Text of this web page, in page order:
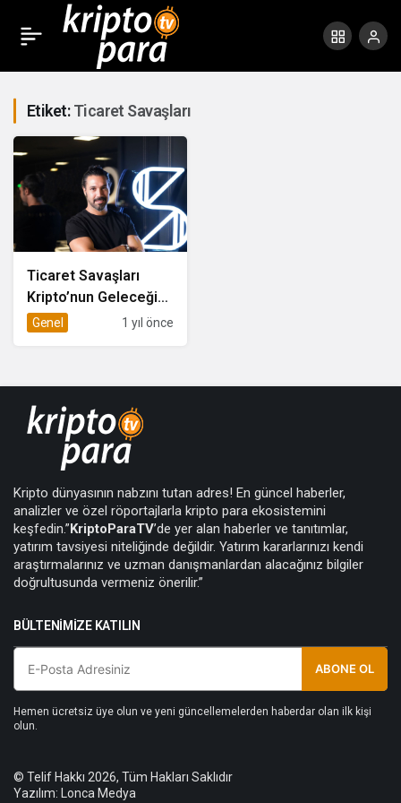
Etiket:Ticaret Savaşları
Ticaret Savaşları
Kripto’nun Geleceğini
Nasıl Etkileyecek?
Genel 1 yıl önce
Kripto dünyasının nabzını tutan adres! En güncel haberler,
analizler ve özel röportajlarla kripto para ekosistemini
keşfedin.” KriptoParaTV’de yer alan haberler ve tanıtımlar,
yatırım tavsiyesi niteliğinde değildir. Yatırım kararlarınızı kendi
araştırmalarınız ve uzman danışmanlardan alacağınız bilgiler
doğrultusunda vermeniz önerilir.”
BÜLTENIMIZE KATILIN
ABONE OL
Hemen ücretsiz üye olun ve yeni güncellemelerden haberdar olan ilk kişi
olun.
© Telif Hakkı 2026, Tüm Hakları Saklıdır
Yazılım: Lonca Medya